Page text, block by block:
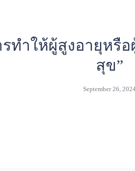
ทำให้ผู้สูงอายุหรื
สุข”
September 26,